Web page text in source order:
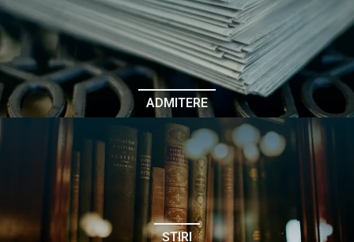
Admitere
Erasmus & Internațional
Despre Facultate
ADMITERE
ȘTIRI